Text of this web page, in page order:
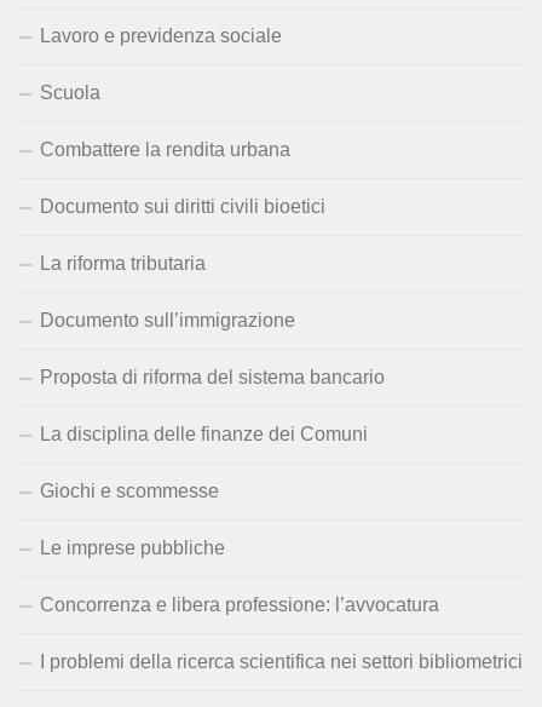
Lavoro e previdenza sociale
Scuola
Combattere la rendita urbana
Documento sui diritti civili bioetici
La riforma tributaria
Documento sull’immigrazione
Proposta di riforma del sistema bancario
La disciplina delle finanze dei Comuni
Giochi e scommesse
Le imprese pubbliche
Concorrenza e libera professione: l’avvocatura
I problemi della ricerca scientifica nei settori bibliometrici